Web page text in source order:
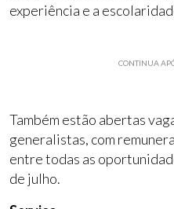
experiência e a
CONTINUA
Também estão abertas
generalistas, com
entre todas as
de julho.